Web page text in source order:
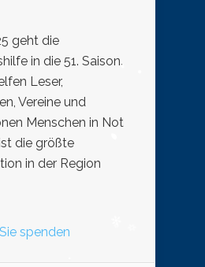
geht die
in die 51. Saison.
Leser,
Vereine und
Menschen in Not
die größte
in der Region
spenden